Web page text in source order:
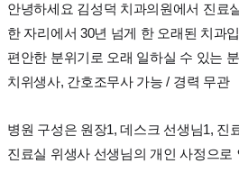
안녕하세요 김성덕 치과의원에서 진료
한 자리에서 30년 넘게 한 오래된 치과
편안한 분위기로 오래 일하실 수 있는
치위생사, 간호조무사 가능 / 경력 무관
병원 구성은 원장1, 데스크 선생님1, 진
진료실 위생사 선생님의 개인 사정으